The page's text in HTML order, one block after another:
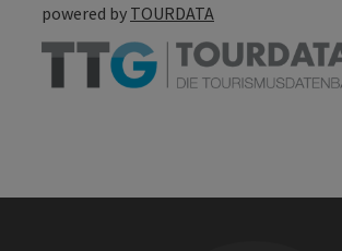
powered by TOURDATA